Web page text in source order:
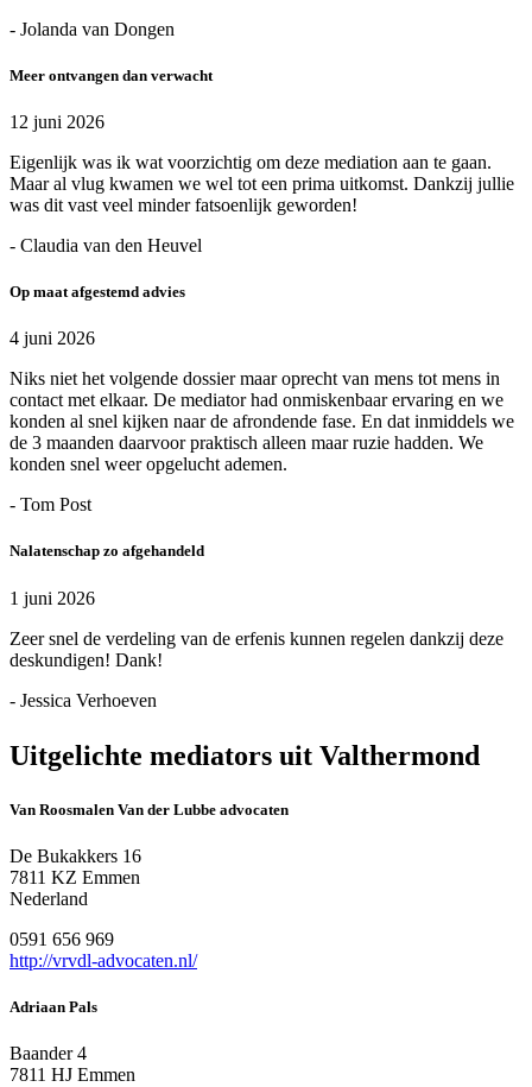
- Jolanda van Dongen
Meer ontvangen dan verwacht
12 juni 2026
Eigenlijk was ik wat voorzichtig om deze mediation aan te gaan.
Maar al vlug kwamen we wel tot een prima uitkomst. Dankzij jullie
was dit vast veel minder fatsoenlijk geworden!
- Claudia van den Heuvel
Op maat afgestemd advies
4 juni 2026
Niks niet het volgende dossier maar oprecht van mens tot mens in
contact met elkaar. De mediator had onmiskenbaar ervaring en we
konden al snel kijken naar de afrondende fase. En dat inmiddels we
de 3 maanden daarvoor praktisch alleen maar ruzie hadden. We
konden snel weer opgelucht ademen.
- Tom Post
Nalatenschap zo afgehandeld
1 juni 2026
Zeer snel de verdeling van de erfenis kunnen regelen dankzij deze
deskundigen! Dank!
- Jessica Verhoeven
Uitgelichte mediators uit Valthermond
Van Roosmalen Van der Lubbe advocaten
De Bukakkers 16
7811 KZ Emmen
Nederland
0591 656 969
http://vrvdl-advocaten.nl/
Adriaan Pals
Baander 4
7811 HJ Emmen